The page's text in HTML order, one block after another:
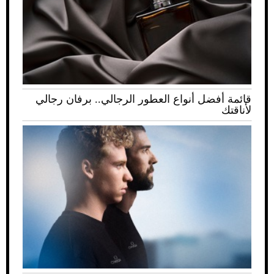
قائمة أفضل أنواع العطور الرجالي.. برفان رجالي
لأناقتك